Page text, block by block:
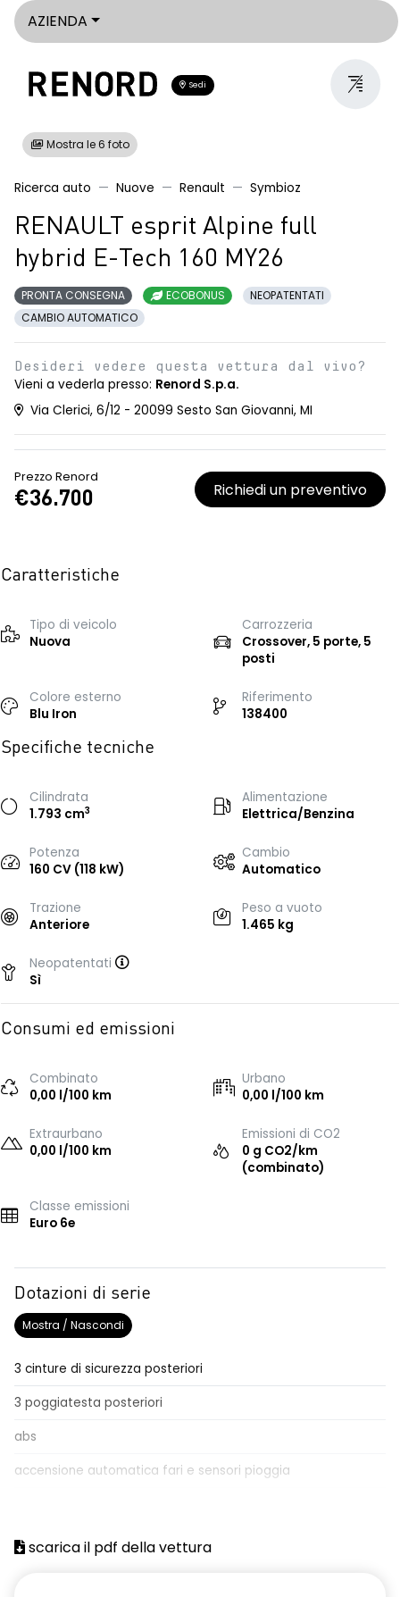
AZIENDA
Sedi
Mostra le 6 foto
Ricerca auto Nuove Renault Symbioz
RENAULT esprit Alpine full
hybrid E-Tech 160 MY26
PRONTA CONSEGNA ECOBONUS
NEOPATENTATI
CAMBIO AUTOMATICO
Desideri vedere questa vettura dal vivo?
Vieni a vederla presso: Renord S.p.a.
Via Clerici, 6/12 - 20099 Sesto San Giovanni, MI
Prezzo Renord
€36.700 Richiedi un preventivo
Caratteristiche
Tipo di veicolo
Nuova
Carrozzeria
Crossover, 5 porte, 5
posti
Colore esterno
Blu Iron
Riferimento
138400
Specifiche tecniche
Cilindrata
1.793 cm3
Alimentazione
Elettrica/Benzina
Potenza
160 CV (118 kW)
Cambio
Automatico
Trazione
Anteriore
Peso a vuoto
1.465 kg
Neopatentati
Sì
Consumi ed emissioni
Combinato
0,00 l/100 km
Urbano
0,00 l/100 km
Extraurbano
0,00 l/100 km
Emissioni di CO2
0 g CO2/km
(combinato)
Classe emissioni
Euro 6e
Dotazioni di serie
Mostra / Nascondi
3 cinture di sicurezza posteriori
3 poggiatesta posteriori
abs
accensione automatica fari e sensori pioggia
airbag frontale conducente e passeggero
scarica il pdf della vettura